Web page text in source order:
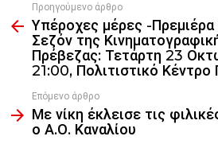
more
Προηγούμενο άρθρο
Υπέροχες μέρες -Πρεμιέρα
Σεζόν της
Πρέβεζας: Τετάρτη 23
21:00, Πολιτιστικό Κέντρο
Επόμενο άρθρο
Με νίκη έκλεισε τις
ο Α.Ο. Καναλίου